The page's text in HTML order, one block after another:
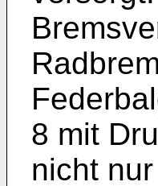
8 mit
nicht